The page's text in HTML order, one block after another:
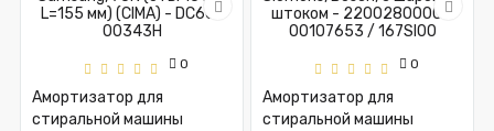
0
Амортизатор для
стиральной машины
0
Амортизатор для
стиральной машины